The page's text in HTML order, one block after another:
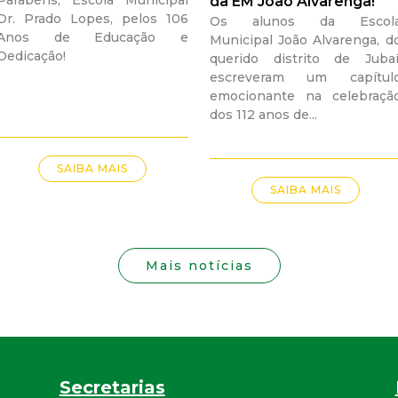
s
a
M
Prado Lopes, pelos 106
de Educação e
SAIBA MAIS
Os alunos da
Municipal João Alvarenga,
querido distrito de
escreveram um
emocionante na
dos 112 anos de...
SAIBA MAIS
Mais notícias
Secretarias